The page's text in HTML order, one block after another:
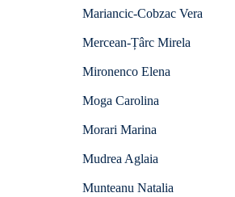
Mariancic-Cobzac Vera
Mercean-Țârc Mirela
Mironenco Elena
Moga Carolina
Morari Marina
Mudrea Aglaia
Munteanu Natalia